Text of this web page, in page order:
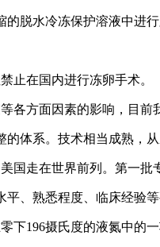
脱水冷冻保护溶液中进
止在国内进行冻卵手术。
各方面因素的影响，目前
体系。技术相当成熟，从
国走在世界前列。第一批
、熟悉程度、临床经验
下196摄氏度的液氮中的